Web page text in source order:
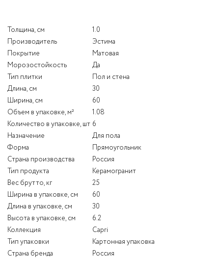
Толщина, см
1.0
Производитель
Эстима
Покрытие
Матовая
Морозостойкость
Да
Тип плитки
Пол и стена
Длина, см
30
Ширина, см
60
Объем в упаковке, м²
1.08
Количество в упаковке, шт 6
Назначение
Для пола
Форма
Прямоугольник
Страна производства
Россия
Тип продукта
Керамогранит
Вес брутто, кг
25
Ширина в упаковке, см
60
Длина в упаковке, см
30
Высота в упаковке, см
6.2
Коллекция
Capri
Тип упаковки
Картонная упаковка
Страна бренда
Россия